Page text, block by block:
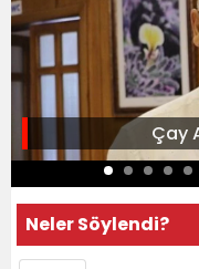
Çay
Neler Söylendi?